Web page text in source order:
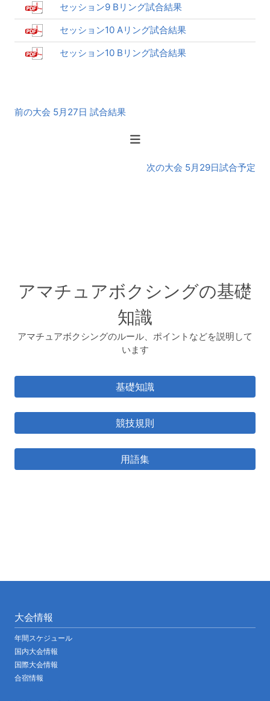
セッション9 Bリング試合結果
セッション10 Aリング試合結果
セッション10 Bリング試合結果
後
前の大会 5月27日 試合結果
次の大会 5月29日試合予定
アマチュアボクシングの基礎
知識
アマチュアボクシングのルール、ポイントなどを説明して
います
基礎知識
競技規則
用語集
大会情報
年間スケジュール
国内大会情報
国際大会情報
合宿情報